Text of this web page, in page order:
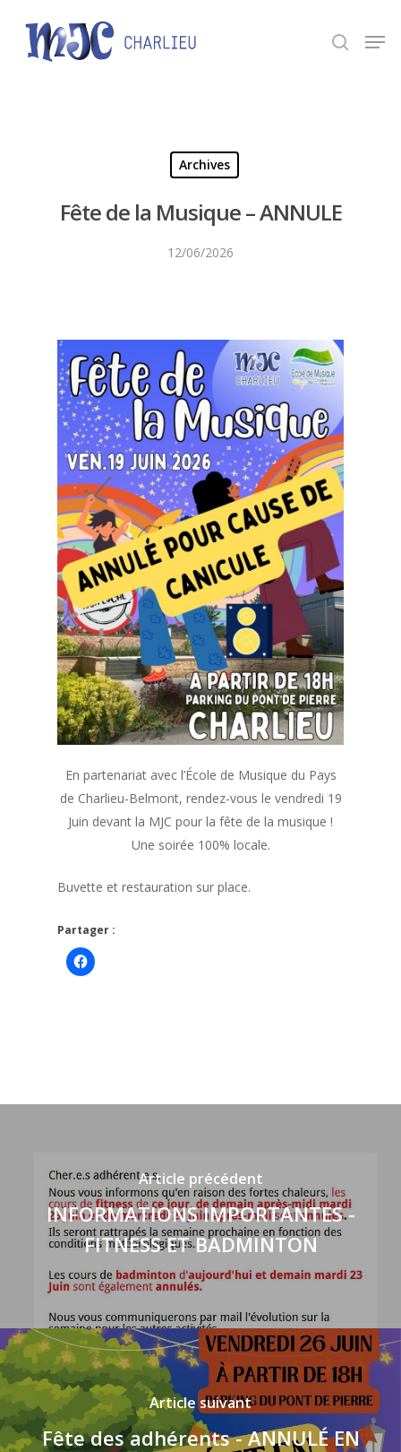
Archives
Fête de la Musique – ANNULE
12/06/2026
En partenariat avec l’École de Musique du Pays
de Charlieu-Belmont, rendez-vous le vendredi 19
Juin devant la MJC pour la fête de la musique !
Une soirée 100% locale.
Buvette et restauration sur place.
Partager :
Cliquez
pour
Article précédent
INFORMATIONS IMPORTANTES -
FITNESS ET BADMINTON
Article suivant
Fête des adhérents - ANNULÉ EN